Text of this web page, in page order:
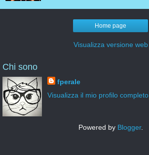
Home page
Visualizza versione web
Chi sono
fperale
Visualizza il mio profilo completo
Powered by Blogger.